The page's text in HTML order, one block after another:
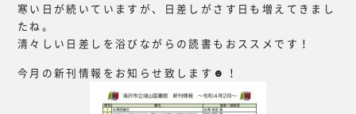
寒い日が続いていますが、日差しがさす日も増えてきまし
たね。
清々しい日差しを浴びながらの読書もおススメです！
今月の新刊情報をお知らせ致します☻！